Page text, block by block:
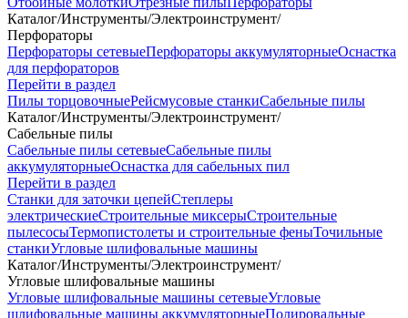
Каталог/Инструменты/Электроинструмент/
Перфораторы
Перфораторы сетевыеПерфораторы аккумуляторныеОснастка
для перфораторов
Перейти в раздел
Пилы торцовочныеРейсмусовые станкиСабельные пилы
Каталог/Инструменты/Электроинструмент/
Сабельные пилы
Сабельные пилы сетевыеСабельные пилы
аккумуляторныеОснастка для сабельных пил
Перейти в раздел
Станки для заточки цепейСтеплеры
электрическиеСтроительные миксерыСтроительные
пылесосыТермопистолеты и строительные феныТочильные
станкиУгловые шлифовальные машины
Каталог/Инструменты/Электроинструмент/
Угловые шлифовальные машины
Угловые шлифовальные машины сетевыеУгловые
шлифовальные машины аккумуляторныеПолировальные